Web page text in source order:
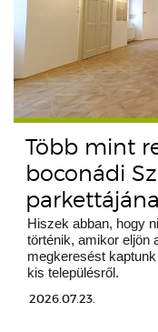
Több mint
boconádi
Hiszek abban, hogy
történik, amikor eljön
megkeresést
kis településről.
2026.07.23.